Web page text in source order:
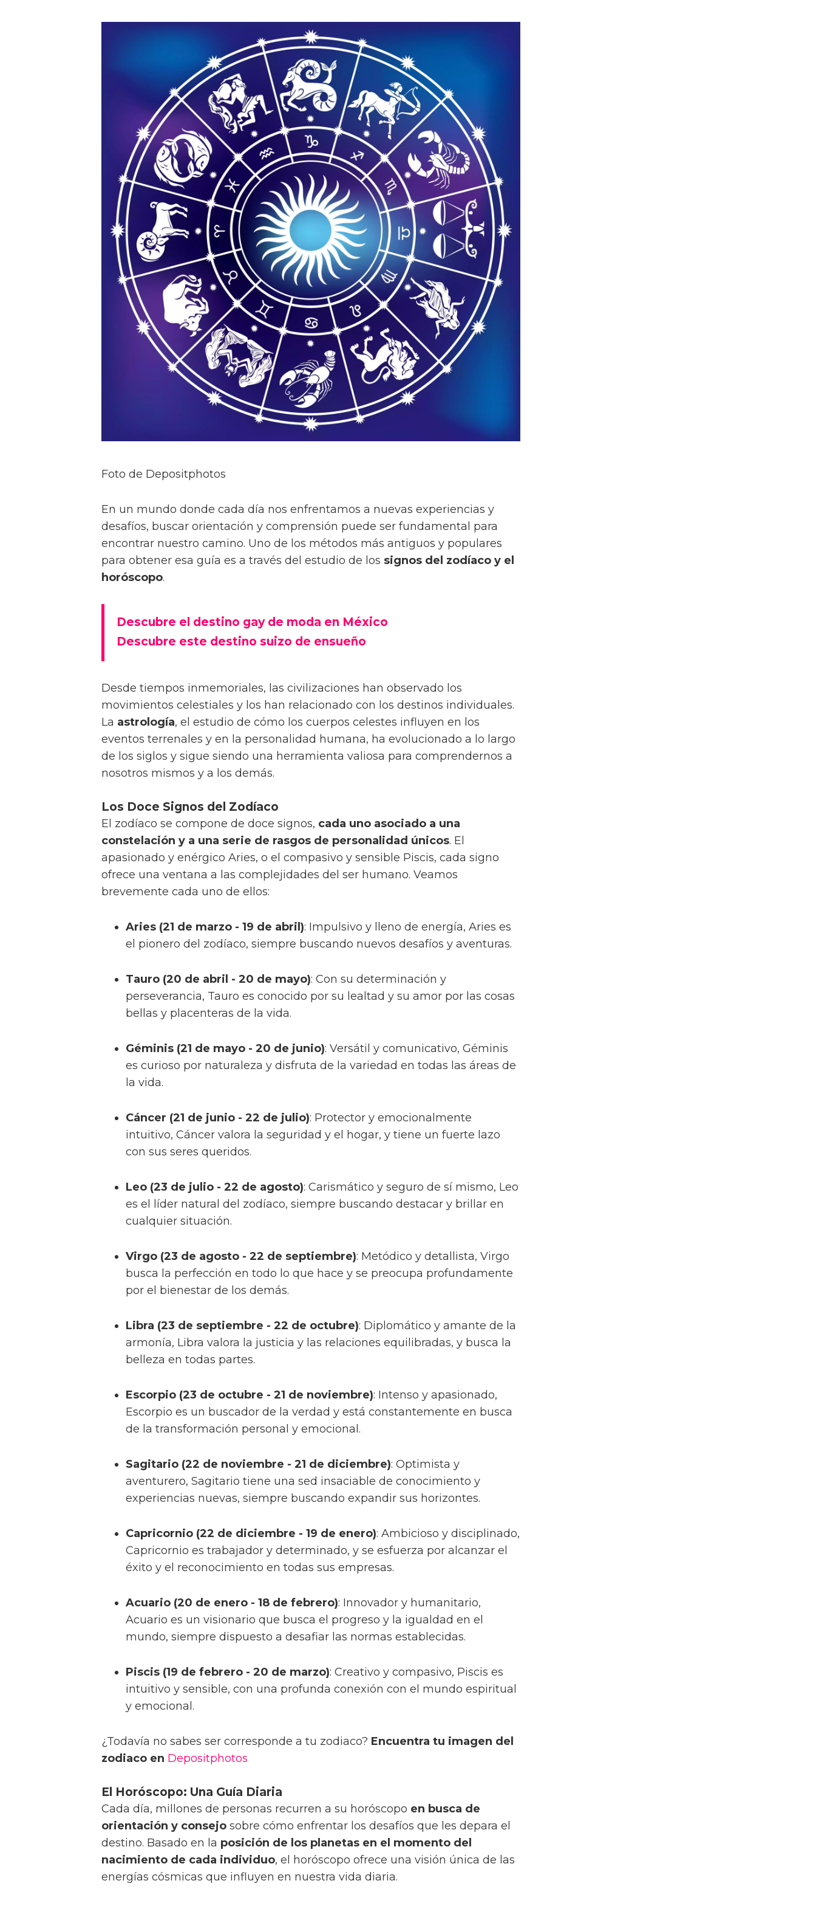
Foto de Depositphotos
En un mundo donde cada día nos enfrentamos a nuevas experiencias y
desafíos, buscar orientación y comprensión puede ser fundamental para
encontrar nuestro camino. Uno de los métodos más antiguos y populares
para obtener esa guía es a través del estudio de los signos del zodíaco y el
horóscopo.
Descubre el destino gay de moda en México
Descubre este destino suizo de ensueño
Desde tiempos inmemoriales, las civilizaciones han observado los
movimientos celestiales y los han relacionado con los destinos individuales.
La astrología, el estudio de cómo los cuerpos celestes influyen en los
eventos terrenales y en la personalidad humana, ha evolucionado a lo largo
de los siglos y sigue siendo una herramienta valiosa para comprendernos a
nosotros mismos y a los demás.
Los Doce Signos del Zodíaco
El zodíaco se compone de doce signos, cada uno asociado a una
constelación y a una serie de rasgos de personalidad únicos. El
apasionado y enérgico Aries, o el compasivo y sensible Piscis, cada signo
ofrece una ventana a las complejidades del ser humano. Veamos
brevemente cada uno de ellos:
Aries (21 de marzo - 19 de abril): Impulsivo y lleno de energía, Aries es
el pionero del zodíaco, siempre buscando nuevos desafíos y aventuras.
Tauro (20 de abril - 20 de mayo): Con su determinación y
perseverancia, Tauro es conocido por su lealtad y su amor por las cosas
bellas y placenteras de la vida.
Géminis (21 de mayo - 20 de junio): Versátil y comunicativo, Géminis
es curioso por naturaleza y disfruta de la variedad en todas las áreas de
la vida.
Cáncer (21 de junio - 22 de julio): Protector y emocionalmente
intuitivo, Cáncer valora la seguridad y el hogar, y tiene un fuerte lazo
con sus seres queridos.
Leo (23 de julio - 22 de agosto): Carismático y seguro de sí mismo, Leo
es el líder natural del zodíaco, siempre buscando destacar y brillar en
cualquier situación.
Virgo (23 de agosto - 22 de septiembre): Metódico y detallista, Virgo
busca la perfección en todo lo que hace y se preocupa profundamente
por el bienestar de los demás.
Libra (23 de septiembre - 22 de octubre): Diplomático y amante de la
armonía, Libra valora la justicia y las relaciones equilibradas, y busca la
belleza en todas partes.
Escorpio (23 de octubre - 21 de noviembre): Intenso y apasionado,
Escorpio es un buscador de la verdad y está constantemente en busca
de la transformación personal y emocional.
Sagitario (22 de noviembre - 21 de diciembre): Optimista y
aventurero, Sagitario tiene una sed insaciable de conocimiento y
experiencias nuevas, siempre buscando expandir sus horizontes.
Capricornio (22 de diciembre - 19 de enero): Ambicioso y disciplinado,
Capricornio es trabajador y determinado, y se esfuerza por alcanzar el
éxito y el reconocimiento en todas sus empresas.
Acuario (20 de enero - 18 de febrero): Innovador y humanitario,
Acuario es un visionario que busca el progreso y la igualdad en el
mundo, siempre dispuesto a desafiar las normas establecidas.
Piscis (19 de febrero - 20 de marzo): Creativo y compasivo, Piscis es
intuitivo y sensible, con una profunda conexión con el mundo espiritual
y emocional.
¿Todavía no sabes ser corresponde a tu zodiaco? Encuentra tu imagen del
zodiaco en Depositphotos
El Horóscopo: Una Guía Diaria
Cada día, millones de personas recurren a su horóscopo en busca de
orientación y consejo sobre cómo enfrentar los desafíos que les depara el
destino. Basado en la posición de los planetas en el momento del
nacimiento de cada individuo, el horóscopo ofrece una visión única de las
energías cósmicas que influyen en nuestra vida diaria.